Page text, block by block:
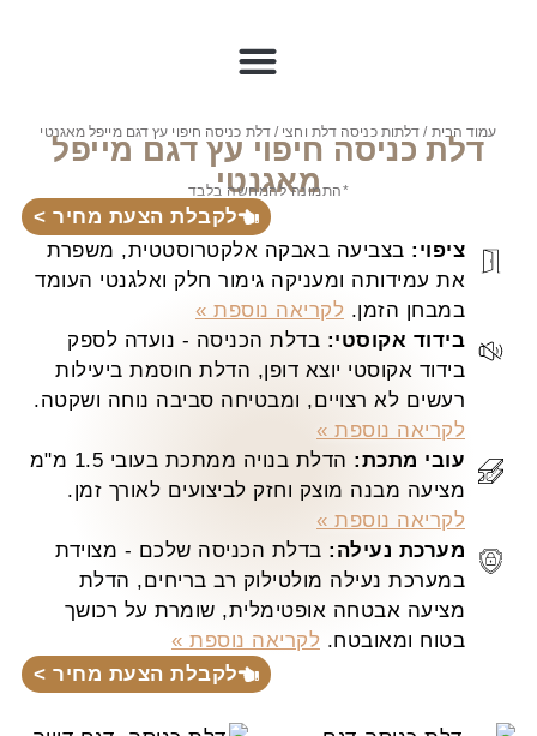
ציפוי: בצביעה באבקה אלקטרוסטטית, משפרת
את עמידותה ומעניקה גימור חלק ואלגנטי העומד
במבחן הזמן. לקריאה נוספת »
בידוד אקוסטי: בדלת הכניסה - נועדה לספק
בידוד אקוסטי יוצא דופן, הדלת חוסמת ביעילות
רעשים לא רצויים, ומבטיחה סביבה נוחה ושקטה.
לקריאה נוספת »
עובי מתכת:
הדלת בנויה ממתכת בעובי 1.5 מ"מ
מציעה מבנה מוצק וחזק לביצועים לאורך זמן.
לקריאה נוספת »
מערכת נעילה: בדלת הכניסה שלכם - מצוידת
במערכת נעילה מולטילוק רב בריחים, הדלת
מציעה אבטחה אופטימלית, שומרת על רכושך
בטוח ומאובטח. לקריאה נוספת »
לקבלת הצעת מחיר >
עמוד הבית / דלתות כניסה דלת וחצי / דלת כניסה חיפוי עץ דגם מייפל מאגנטי
דלת כניסה חיפוי עץ דגם מייפל
מאגנטי
*התמונה להמחשה בלבד
לקבלת הצעת מחיר >